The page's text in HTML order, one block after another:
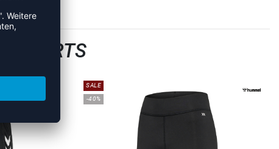
SALE
-40%